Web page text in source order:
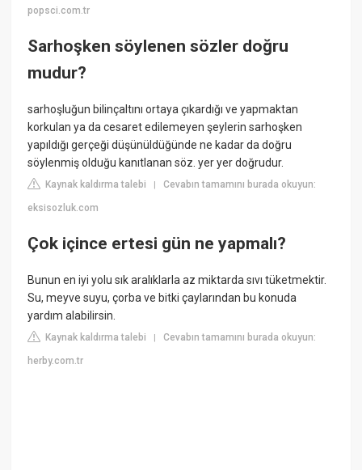
popsci.com.tr
Sarhoşken söylenen sözler doğru
mudur?
sarhoşluğun bilinçaltını ortaya çıkardığı ve yapmaktan
korkulan ya da cesaret edilemeyen şeylerin sarhoşken
yapıldığı gerçeği düşünüldüğünde ne kadar da doğru
söylenmiş olduğu kanıtlanan söz. yer yer doğrudur.
Kaynak kaldırma talebi |Cevabın tamamını burada okuyun:
eksisozluk.com
Çok içince ertesi gün ne yapmalı?
Bunun en iyi yolu sık aralıklarla az miktarda sıvı tüketmektir.
Su, meyve suyu, çorba ve bitki çaylarından bu konuda
yardım alabilirsin.
Kaynak kaldırma talebi |Cevabın tamamını burada okuyun:
herby.com.tr